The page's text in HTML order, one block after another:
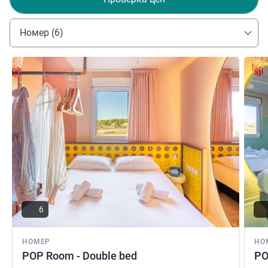
Номер (6)
НОМЕР
POP Room - Double bed
Подробная информация
6